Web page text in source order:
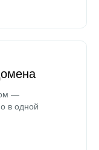
—
в одной